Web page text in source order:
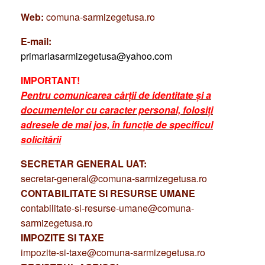
Web: comuna-sarmizegetusa.ro
E-mail:
primariasarmizegetusa@yahoo.com
IMPORTANT!
Pentru comunicarea cărții de identitate și a
documentelor cu caracter personal, folosiți
adresele de mai jos, în funcție de specificul
solicitării
SECRETAR GENERAL UAT:
secretar-general@comuna-sarmizegetusa.ro
CONTABILITATE SI RESURSE UMANE
contabilitate-si-resurse-umane@comuna-
sarmizegetusa.ro
IMPOZITE SI TAXE
impozite-si-taxe@comuna-sarmizegetusa.ro